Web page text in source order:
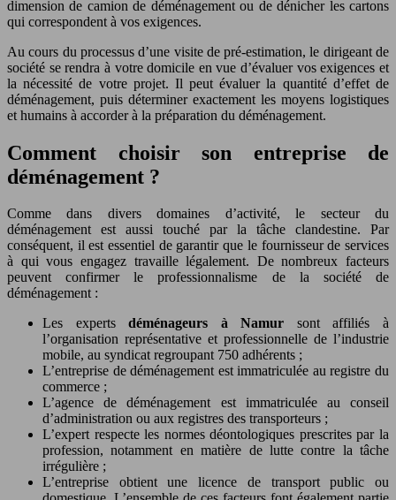
dimension de camion de déménagement ou de dénicher les cartons
qui correspondent à vos exigences.
Au cours du processus d’une visite de pré-estimation, le dirigeant de
société se rendra à votre domicile en vue d’évaluer vos exigences et
la nécessité de votre projet. Il peut évaluer la quantité d’effet de
déménagement, puis déterminer exactement les moyens logistiques
et humains à accorder à la préparation du déménagement.
Comment choisir son entreprise de
déménagement ?
Comme dans divers domaines d’activité, le secteur du
déménagement est aussi touché par la tâche clandestine. Par
conséquent, il est essentiel de garantir que le fournisseur de services
à qui vous engagez travaille légalement. De nombreux facteurs
peuvent confirmer le professionnalisme de la société de
déménagement :
Les expertsdéménageurs à Namur sont affiliés à
l’organisation représentative et professionnelle de l’industrie
mobile, au syndicat regroupant 750 adhérents ;
L’entreprise de déménagement est immatriculée au registre du
commerce ;
L’agence de déménagement est immatriculée au conseil
d’administration ou aux registres des transporteurs ;
L’expert respecte les normes déontologiques prescrites par la
profession, notamment en matière de lutte contre la tâche
irrégulière ;
L’entreprise obtient une licence de transport public ou